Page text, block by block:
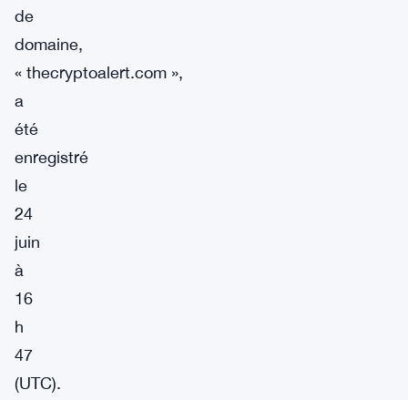
de
domaine,
« thecryptoalert.com »,
a
été
enregistré
le
24
juin
à
16
h
47
(UTC).